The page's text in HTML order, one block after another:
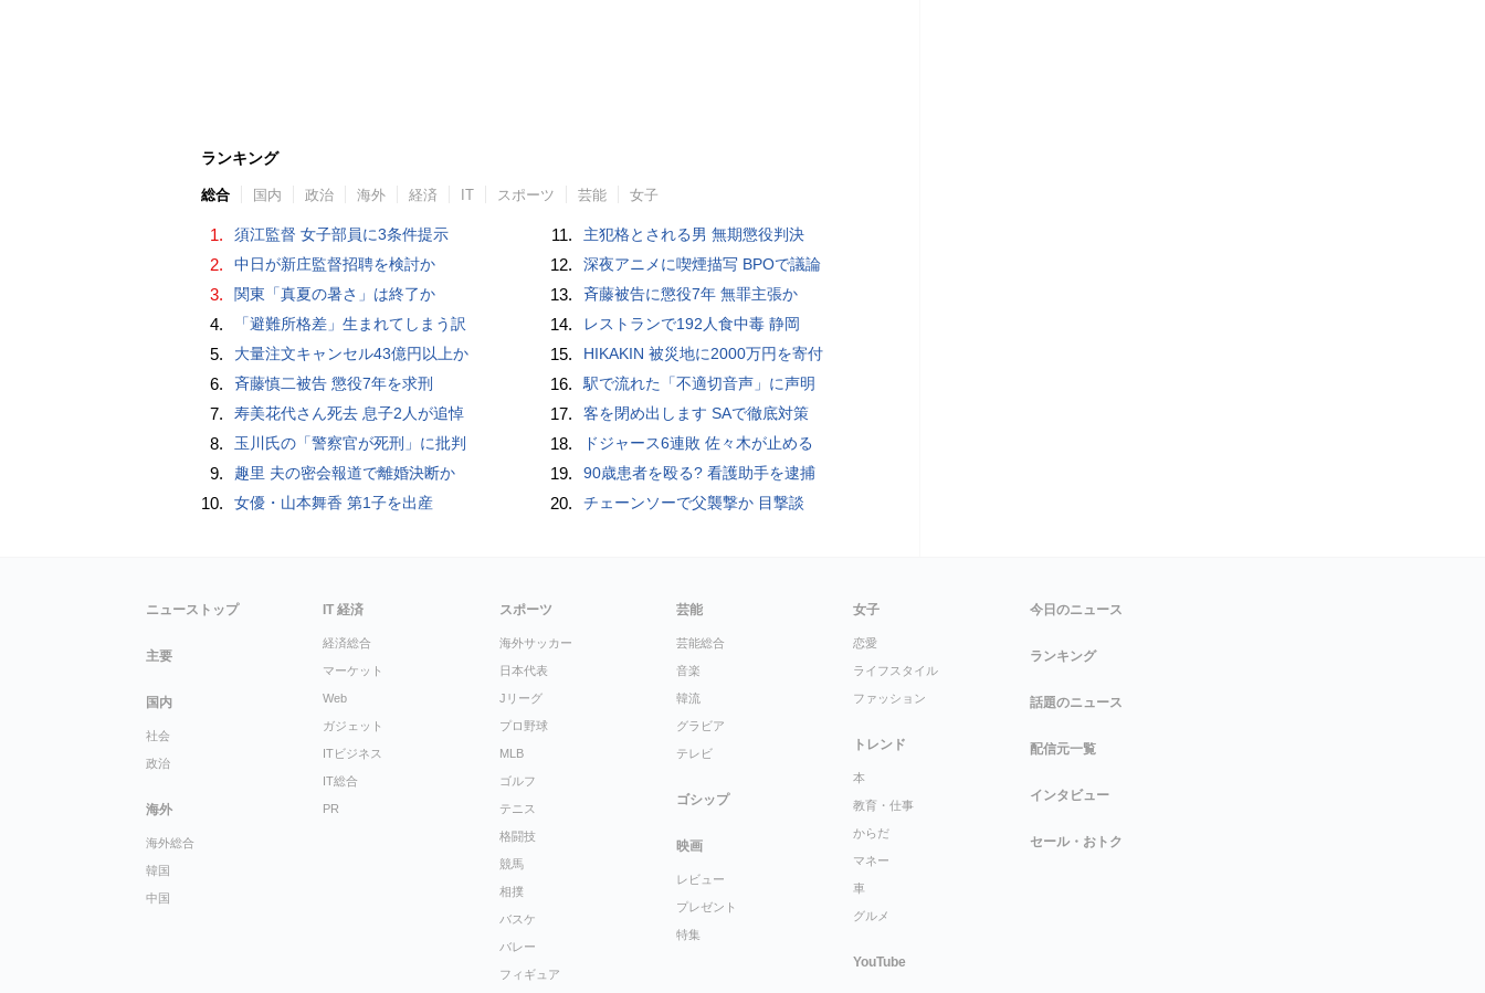
ランキング
総合 国内 政治 海外 経済 IT スポーツ 芸能 女子
1. 須江監督 女子部員に3条件提示
2. 中日が新庄監督招聘を検討か
3. 関東「真夏の暑さ」は終了か
4. 「避難所格差」生まれてしまう訳
5. 大量注文キャンセル43億円以上か
6. 斉藤慎二被告 懲役7年を求刑
7. 寿美花代さん死去 息子2人が追悼
8. 玉川氏の「警察官が死刑」に批判
9. 趣里 夫の密会報道で離婚決断か
10. 女優・山本舞香 第1子を出産
11. 主犯格とされる男 無期懲役判決
12. 深夜アニメに喫煙描写 BPOで議論
13. 斉藤被告に懲役7年 無罪主張か
14. レストランで192人食中毒 静岡
15. HIKAKIN 被災地に2000万円を寄付
16. 駅で流れた「不適切音声」に声明
17. 客を閉め出します SAで徹底対策
18. ドジャース6連敗 佐々木が止める
19. 90歳患者を殴る? 看護助手を逮捕
20. チェーンソーで父襲撃か 目撃談
ニューストップ
主要
国内
社会
政治
海外
海外総合
韓国
中国
IT 経済
経済総合
マーケット
Web
ガジェット
ITビジネス
IT総合
PR
スポーツ
海外サッカー
日本代表
Jリーグ
プロ野球
MLB
ゴルフ
テニス
格闘技
競馬
相撲
バスケ
バレー
フィギュア
芸能
芸能総合
音楽
韓流
グラビア
テレビ
ゴシップ
映画
レビュー
プレゼント
特集
女子
恋愛
ライフスタイル
ファッション
トレンド
本
教育・仕事
からだ
マネー
車
グルメ
YouTube
今日のニュース
ランキング
話題のニュース
配信元一覧
インタビュー
セール・おトク